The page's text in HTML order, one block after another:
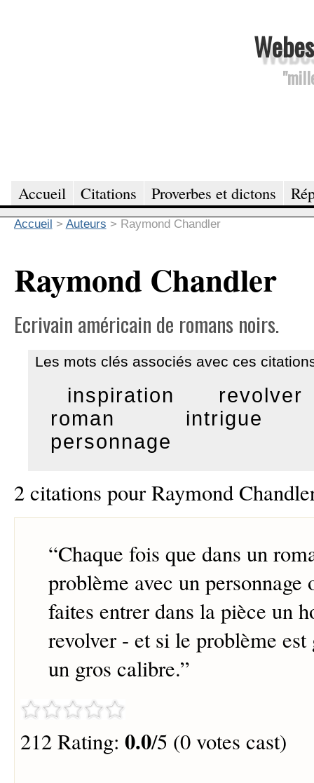
Accueil Citations Proverbes et dictons
Accueil > Auteurs > Raymond Chandler
Raymond Chandler
Ecrivain américain de romans noirs.
Les mots clés associés avec ces
inspiration
revolver
roman
intrigue
personnage
2 citations pour Raymond
“Chaque fois que dans un
problème avec un
faites entrer dans la pièce un
revolver - et si le problème est
un gros calibre.”
212 Rating: 0.0/5 (0 votes cast)